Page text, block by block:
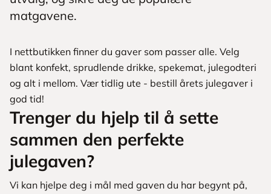
matgavene.
I nettbutikken finner du gaver som passer alle. Velg
blant konfekt, sprudlende drikke, spekemat, julegodteri
og alt i mellom. Vær tidlig ute - bestill årets julegaver i
god tid!
Trenger du hjelp til å sette
sammen den perfekte
julegaven?
Vi kan hjelpe deg i mål med gaven du har begynt på,